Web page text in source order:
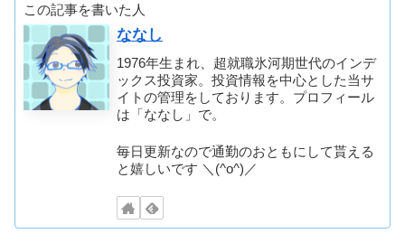
この記事を書いた人
ななし
1976年生まれ、超就職氷河期世代のインデ
ックス投資家。投資情報を中心とした当サ
イトの管理をしております。プロフィール
は「ななし」で。
毎日更新なので通勤のおともにして貰える
と嬉しいです ＼(^o^)／